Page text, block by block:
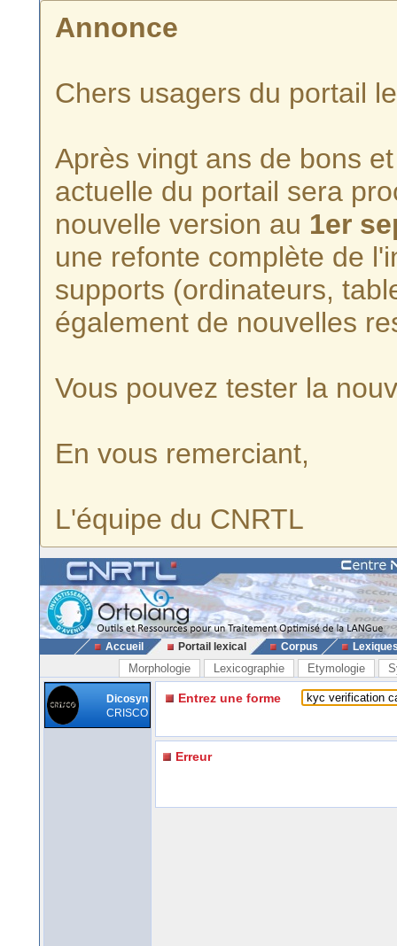
Annonce
Chers usagers du portail
Après vingt ans de bons
actuelle du portail sera
nouvelle version au 1er
une refonte complète de
supports (ordinateurs,
également de nouvelles
Vous pouvez tester la
En vous remerciant,
L'équipe du CNRTL
Accueil Portail lexical Corpus
Morphologie Lexicographie Etymologie
Dicosyn
CRISCO
Entrez une forme
Erreur